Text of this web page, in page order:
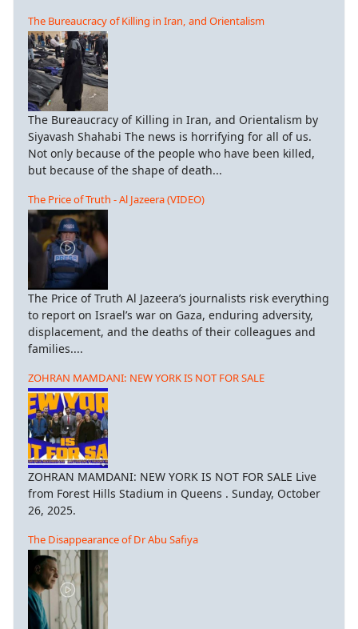
The Bureaucracy of Killing in Iran, and Orientalism
The Bureaucracy of Killing in Iran, and Orientalism by
Siyavash Shahabi The news is horrifying for all of us.
Not only because of the people who have been killed,
but because of the shape of death...
The Price of Truth - Al Jazeera (VIDEO)
The Price of Truth Al Jazeera’s journalists risk everything
to report on Israel’s war on Gaza, enduring adversity,
displacement, and the deaths of their colleagues and
families....
ZOHRAN MAMDANI: NEW YORK IS NOT FOR SALE
ZOHRAN MAMDANI: NEW YORK IS NOT FOR SALE Live
from Forest Hills Stadium in Queens . Sunday, October
26, 2025.
The Disappearance of Dr Abu Safiya